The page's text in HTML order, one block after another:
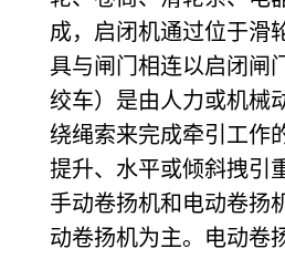
成，启闭机通过位于滑
具与闸门相连以启闭闸
绞车）是由人力或机械
绕绳索来完成牵引工作
提升、水平或倾斜拽引
手动卷扬机和电动卷扬
动卷扬机为主。电动卷